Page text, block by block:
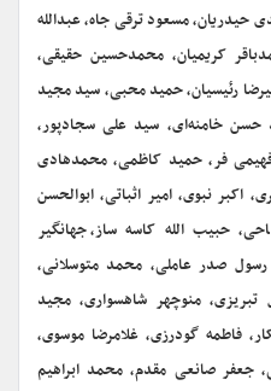
حیدریان، مسعود ترقی جاه، عبدالله
کریمیان، محمدحسین حقیقی،
رئیسیان، حمید محبی، سید مجید
حسن خامنه‌ای، سید علی سجادپور،
فر، حمید کاظمی، محمدهادی
نبوی، امیر اثباتی، ابوالحسن
حبیب الله کاسه ساز، جهانگیر
صدر عاملی، محمد متوسلانی،
منوچهر شاهسواری، مجید
فاطمه گودرزی، غلامرضا موسوی،
جعفر صانعی مقدم، محمد ابراهیم